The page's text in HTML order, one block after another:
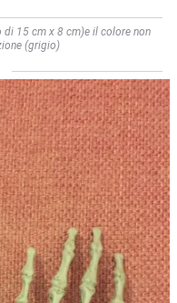
15 cm x 8 cm)e il colore non
(grigio)